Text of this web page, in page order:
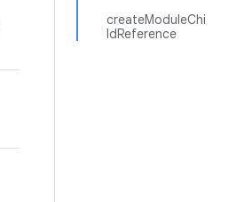
createModuleChi
ldReference